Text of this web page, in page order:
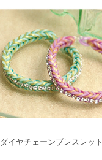
ダイヤチェーンブレスレット